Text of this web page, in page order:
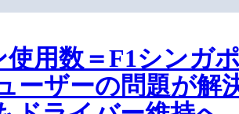
用数＝F1シンガ
ーザーの問題が解